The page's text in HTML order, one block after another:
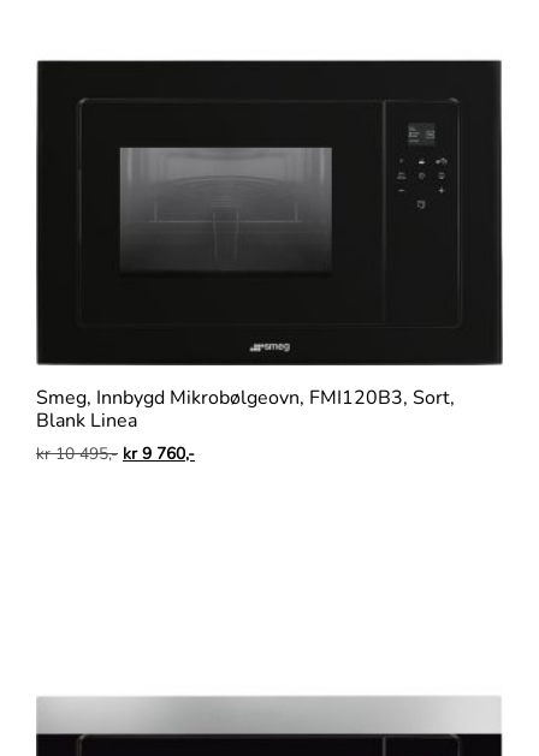
Smeg, Innbygd Mikrobølgeovn, FMI120B3, Sort,
Blank Linea
kr10 495,- kr9 760,-